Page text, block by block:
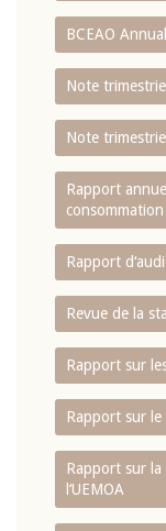
BCEAO
Note
Note
Rapport
Rapport
Revue de la
Rapport sur
Rapport sur le
Rapport sur
l‘UEMOA